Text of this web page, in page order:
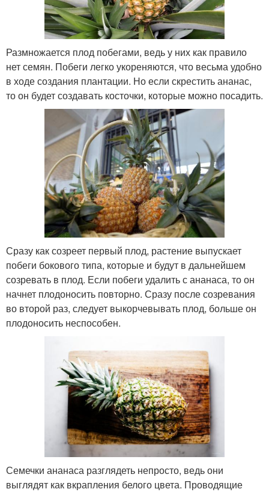
Размножается плод побегами, ведь у них как правило
нет семян. Побеги легко укореняются, что весьма удобно
в ходе создания плантации. Но если скрестить ананас,
то он будет создавать косточки, которые можно посадить.
Сразу как созреет первый плод, растение выпускает
побеги бокового типа, которые и будут в дальнейшем
созревать в плод. Если побеги удалить с ананаса, то он
начнет плодоносить повторно. Сразу после созревания
во второй раз, следует выкорчевывать плод, больше он
плодоносить неспособен.
Семечки ананаса разглядеть непросто, ведь они
выглядят как вкрапления белого цвета. Проводящие